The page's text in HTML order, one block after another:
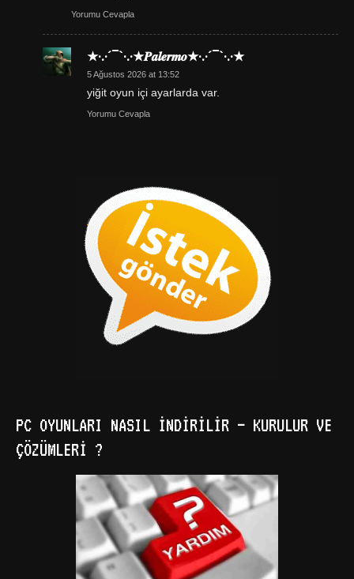
Yorumu Cevapla
★·.·´¯`·.·★𝑷𝒂𝒍𝒆𝒓𝒎𝒐★·.·´¯`·.·★
5 Ağustos 2026 at 13:52
yiğit oyun içi ayarlarda var.
Yorumu Cevapla
PC OYUNLARI NASIL İNDIRILIR – KURULUR VE
ÇÖZÜMLERI ?